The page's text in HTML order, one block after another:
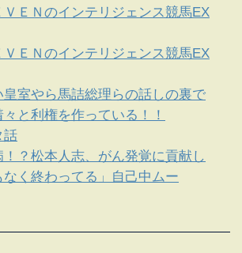
ＶＥＮのインテリジェンス競馬EX
ＶＥＮのインテリジェンス競馬EX
皇室やら馬詰総理らの話しの裏で
と利権を作っている！！
話
！？松本人志、がん発覚に貢献し
なく終わってる」自己中ムー